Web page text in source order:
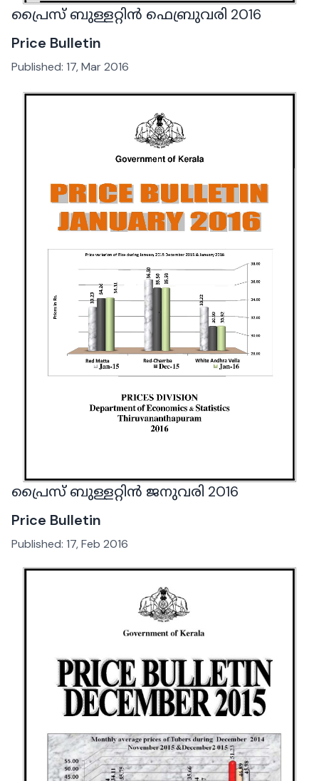
പ്രൈസ് ബുള്ളറ്റിൻ ഫെബ്രുവരി 2016
Price Bulletin
Published: 17, Mar 2016
പ്രൈസ് ബുള്ളറ്റിൻ ജനുവരി 2016
Price Bulletin
Published: 17, Feb 2016